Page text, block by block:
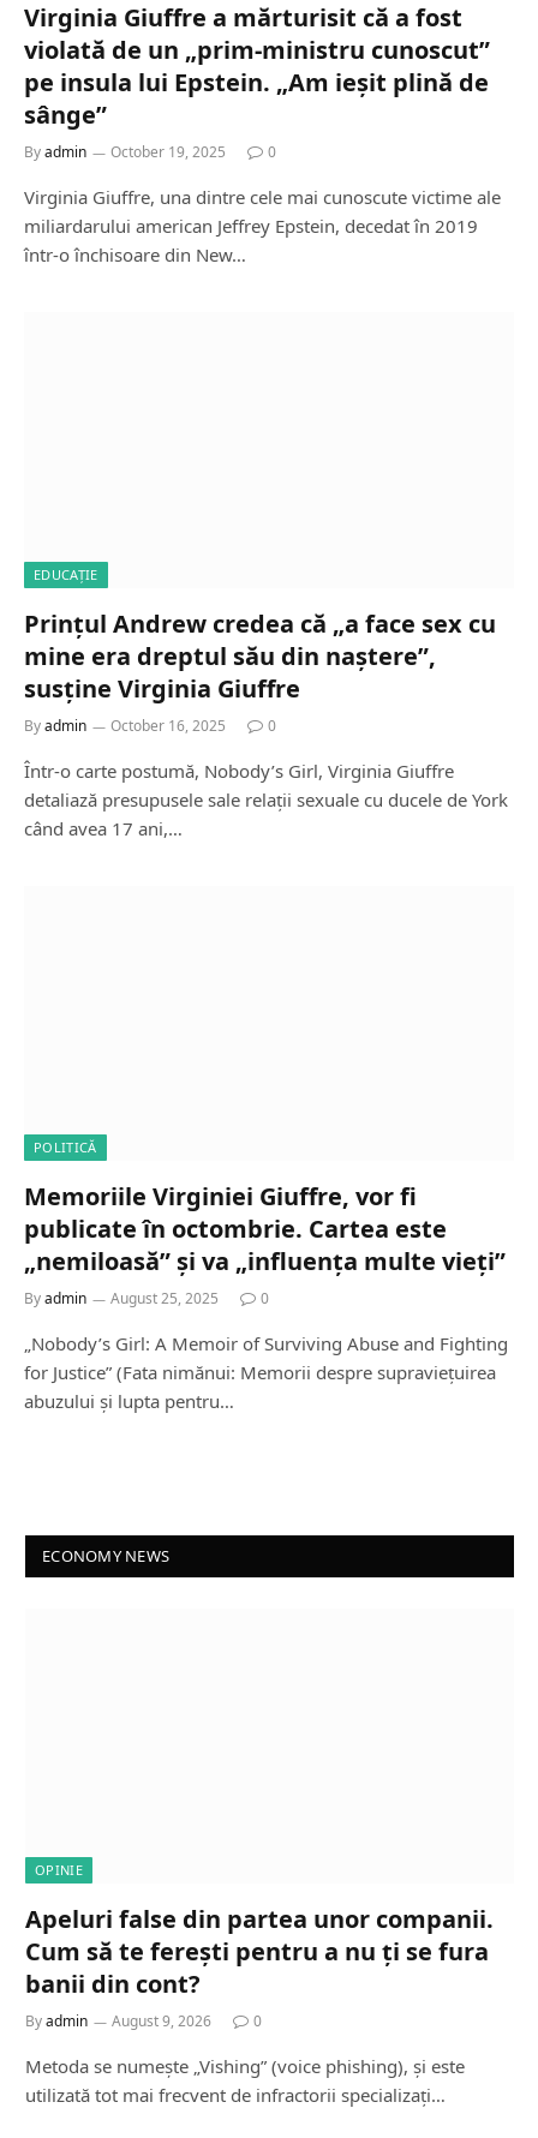
Virginia Giuffre a mărturisit că a fost
violată de un „prim-ministru cunoscut”
pe insula lui Epstein. „Am ieșit plină de
sânge”
Byadmin October 19, 2025 0
Virginia Giuffre, una dintre cele mai cunoscute victime ale
miliardarului american Jeffrey Epstein, decedat în 2019
într-o închisoare din New…
EDUCAȚIE
Prințul Andrew credea că „a face sex cu
mine era dreptul său din naștere”,
susține Virginia Giuffre
Byadmin October 16, 2025 0
Într-o carte postumă, Nobody’s Girl, Virginia Giuffre
detaliază presupusele sale relații sexuale cu ducele de York
când avea 17 ani,…
POLITICĂ
Memoriile Virginiei Giuffre, vor fi
publicate în octombrie. Cartea este
„nemiloasă” și va „influența multe vieți”
Byadmin August 25, 2025 0
„Nobody’s Girl: A Memoir of Surviving Abuse and Fighting
for Justice” (Fata nimănui: Memorii despre supraviețuirea
abuzului și lupta pentru…
ECONOMY NEWS
OPINIE
Apeluri false din partea unor companii.
Cum să te ferești pentru a nu ți se fura
banii din cont?
Byadmin August 9, 2026 0
Metoda se numește „Vishing” (voice phishing), și este
utilizată tot mai frecvent de infractorii specializați…